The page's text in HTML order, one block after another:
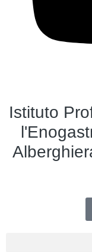
Istituto